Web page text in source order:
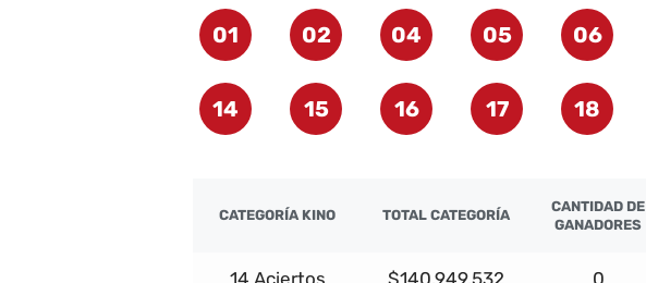
01 02 04 05 06
14 15 16 17 18
CATEGORÍA KINO TOTAL CATEGORÍA
CANTIDAD DE
GANADORES